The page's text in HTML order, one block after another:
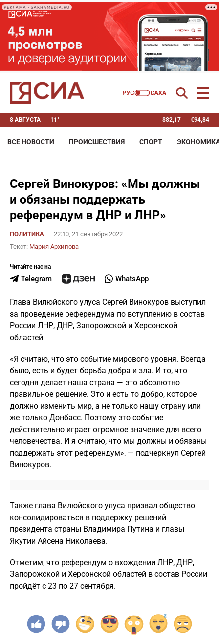
РЕКЛАМА • SAKHAMEDIA.RU
8 АВГУСТА 11° $82,17 €94,84
ВСЕ НОВОСТИ ПРОИСШЕСТВИЯ СПОРТ
Сергей Винокуров: «Мы должны
и обязаны поддержать
референдум в ДНР и ЛНР»
ПОЛИТИКА
22:10, 21 сентября 2022
Текст: Мария Архипова
Читайте нас на
Telegram WhatsApp
Глава Вилюйского улуса Сергей Винокуров выступил
за проведение референдума по вступлению в состав
России ЛНР, ДНР, Запорожской и Херсонской
областей.
«Я считаю, что это событие мирового уровня. Всегда
было, есть и будет борьба добра и зла. И то, что
сегодня делает наша страна — это абсолютно
правильное решение. Это и есть то добро, которое
должно изменить мир, а не только нашу страну или
же только Донбасс. Поэтому это событие
действительно играет огромное значение для всего
человечества. И я считаю, что мы должны и обязаны
поддержать этот референдум», — подчеркнул Сергей
Винокуров.
Также глава Вилюйского улуса призвал общество
консолидироваться в поддержку решений
президента страны Владимира Путина и главы
Якутии Айсена Николаева.
Отметим, что референдум о вхождении ЛНР, ДНР,
Запорожской и Херсонской областей в состав России
пройдёт с 23 по 27 сентября.